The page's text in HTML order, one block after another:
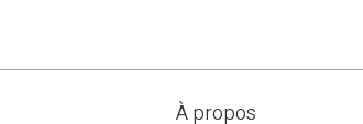
À propos